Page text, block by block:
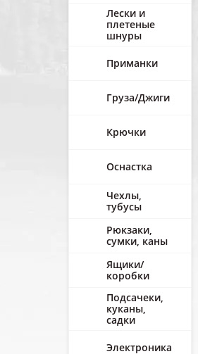
Лески и
плетеные
шнуры
Приманки
Груза/Джиги
Крючки
Оснастка
Чехлы,
тубусы
Рюкзаки,
сумки, каны
Ящики/
коробки
Подсачеки,
куканы,
садки
Электроника